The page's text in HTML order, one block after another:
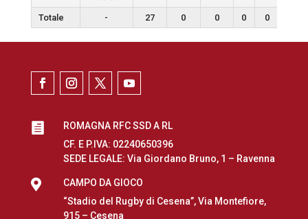
Totale - 27 0 0 0 0

ROMAGNA RFC SSD A RL
CF. E P.IVA: 02240650396
SEDE LEGALE: Via Giordano Bruno, 1 – Ravenna

CAMPO DA GIOCO
“Stadio del Rugby di Cesena”, Via Montefiore,
915 – Cesena